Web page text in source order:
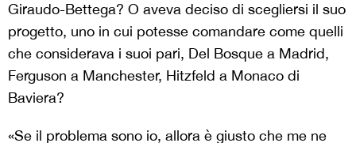
Giraudo-Bettega? O aveva deciso di scegliersi il suo
progetto, uno in cui potesse comandare come quelli
che considerava i suoi pari, Del Bosque a Madrid,
Ferguson a Manchester, Hitzfeld a Monaco di
Baviera?
«Se il problema sono io, allora è giusto che me ne